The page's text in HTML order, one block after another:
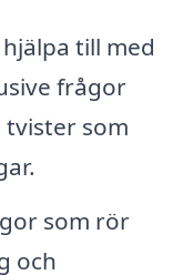
till med
frågor
som
som rör
och